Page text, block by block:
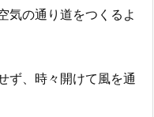
気の通り道をつくるよ
ず、時々開けて風を通